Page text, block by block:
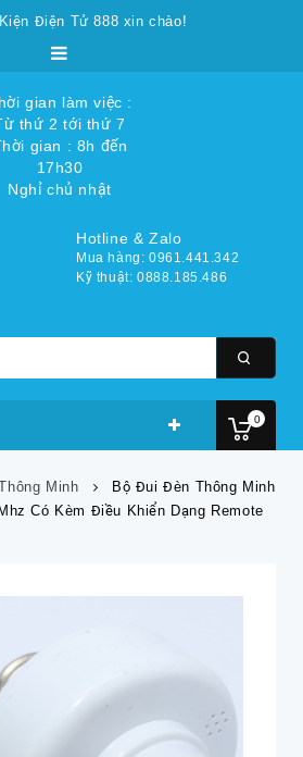
Điện Tử 888 xin chào!
gian làm việc :
thứ 2 tới thứ 7
gian : 8h đến
17h30
Nghỉ chủ nhật
0
Hotline & Zalo
Mua hàng: 0961.441.342
Kỹ thuật: 0888.185.486
Minh
Bộ Đui Đèn Thông Minh
Có Kèm Điều Khiển Dạng Remote